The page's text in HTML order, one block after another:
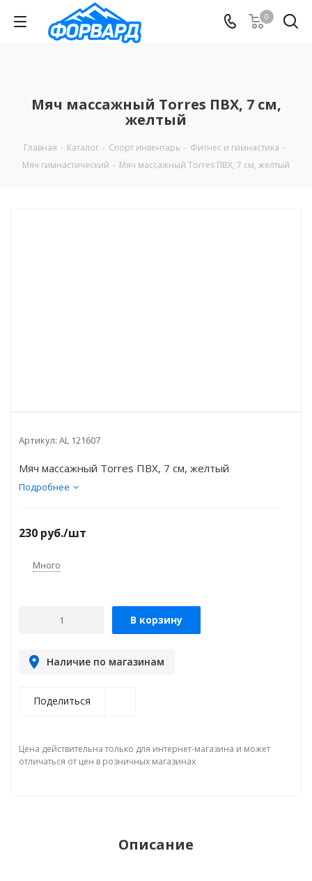
0
Мяч массажный Torres ПВХ, 7 см,
желтый
Главная - Каталог - Спорт инвентарь - Фитнес и гимнастика -
Мяч гимнастический - Мяч массажный Torres ПВХ, 7 см, желтый
Артикул: AL 121607
Мяч массажный Torres ПВХ, 7 см, желтый
Подробнее
230 руб./шт
Много
В корзину
Наличие по магазинам
Поделиться
Цена действительна только для интернет-магазина и может
отличаться от цен в розничных магазинах
Описание